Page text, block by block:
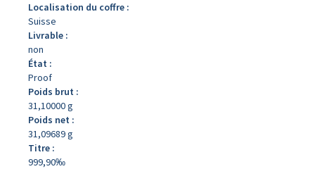
Localisation du coffre :
Suisse
Livrable :
non
État :
Proof
Poids brut :
31,10000 g
Poids net :
31,09689 g
Titre :
999,90‰